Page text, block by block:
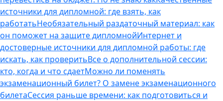
источники для дипломной: где взять, как
работатьНеобязательный раздаточный материал: как
он поможет на защите дипломнойИнтернет и
достоверные источники для дипломной работы: где
искать, как проверитьВсе о дополнительной сессии:
кто, когда и что сдаетМожно ли поменять
экзаменационный билет? О замене экзаменационного
билетаСессия раньше времени: как подготовиться и